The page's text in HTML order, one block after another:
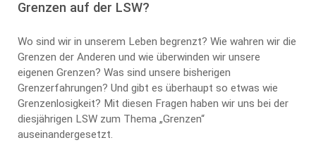
Grenzen auf der LSW?
Wo sind wir in unserem Leben begrenzt? Wie wahren wir die
Grenzen der Anderen und wie überwinden wir unsere
eigenen Grenzen? Was sind unsere bisherigen
Grenzerfahrungen? Und gibt es überhaupt so etwas wie
Grenzenlosigkeit? Mit diesen Fragen haben wir uns bei der
diesjährigen LSW zum Thema „Grenzen“
auseinandergesetzt.